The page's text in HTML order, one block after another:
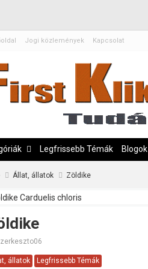
Jogi közlemények Kapcsolat
Legfrissebb Témák Blogok
Állat, állatok Zöldike
állatok Legfrissebb Témák